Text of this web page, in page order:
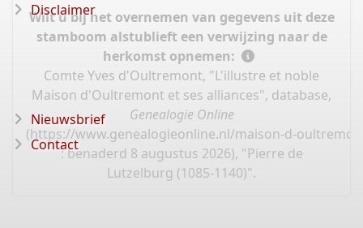
Wilt u bij het overnemen van gegevens uit deze
stamboom alstublieft een verwijzing naar de
herkomst opnemen:
Comte Yves d'Oultremont, "L'illustre et noble
Maison d'Oultremont et ses alliances", database,
Genealogie Online
(https://www.genealogieonline.nl/maison-d-
: benaderd 8 augustus 2026), "Pierre de
Lutzelburg (1085-1140)".
Disclaimer
Nieuwsbrief
Contact